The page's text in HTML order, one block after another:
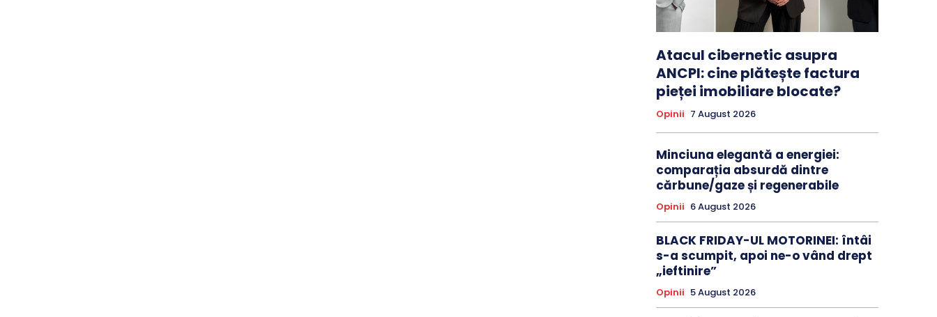
Atacul cibernetic asupra
ANCPI: cine plătește factura
pieței imobiliare blocate?
Opinii 7 August 2026
Minciuna elegantă a energiei:
comparația absurdă dintre
cărbune/gaze și regenerabile
Opinii 6 August 2026
BLACK FRIDAY-UL MOTORINEI: întâi
s-a scumpit, apoi ne-o vând drept
„ieftinire”
Opinii 5 August 2026